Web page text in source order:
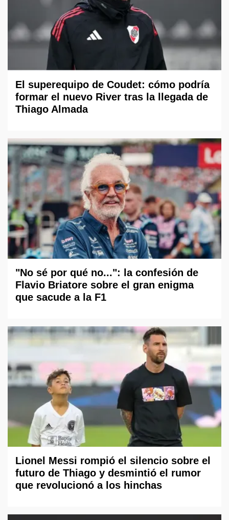
El superequipo de Coudet: cómo podría
formar el nuevo River tras la llegada de
Thiago Almada
"No sé por qué no...": la confesión de
Flavio Briatore sobre el gran enigma
que sacude a la F1
Lionel Messi rompió el silencio sobre el
futuro de Thiago y desmintió el rumor
que revolucionó a los hinchas